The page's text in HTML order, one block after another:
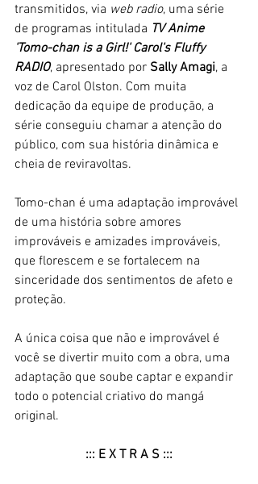
transmitidos, via web radio, uma série
de programas intitulada TV Anime
'Tomo-chan is a Girl!' Carol's Fluffy
RADIO, apresentado por Sally Amagi, a
voz de Carol Olston. Com muita
dedicação da equipe de produção, a
série conseguiu chamar a atenção do
público, com sua história dinâmica e
cheia de reviravoltas.
Tomo-chan é uma adaptação improvável
de uma história sobre amores
improváveis e amizades improváveis,
que florescem e se fortalecem na
sinceridade dos sentimentos de afeto e
proteção.
A única coisa que não e improvável é
você se divertir muito com a obra, uma
adaptação que soube captar e expandir
todo o potencial criativo do mangá
original.
::: E X T R A S :::